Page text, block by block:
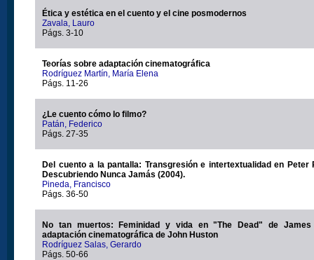
Ética y estética en el cuento y el cine posmodernos
Zavala, Lauro
Págs. 3-10
Teorías sobre adaptación cinematográfica
Rodríguez Martín, María Elena
Págs. 11-26
¿Le cuento cómo lo filmo?
Patán, Federico
Págs. 27-35
Del cuento a la pantalla: Transgresión e intertextualidad en Peter
Descubriendo Nunca Jamás (2004).
Pineda, Francisco
Págs. 36-50
No tan muertos: Feminidad y vida en "The Dead" de
adaptación cinematográfica de John Huston
Rodríguez Salas, Gerardo
Págs. 50-66